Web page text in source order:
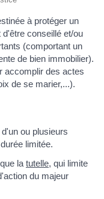
à protéger un
conseillé et/ou
(comportant un
de bien immobilier).
accomplir des actes
de se marier,...).
ou plusieurs
limitée.
la tutelle, qui limite
du majeur